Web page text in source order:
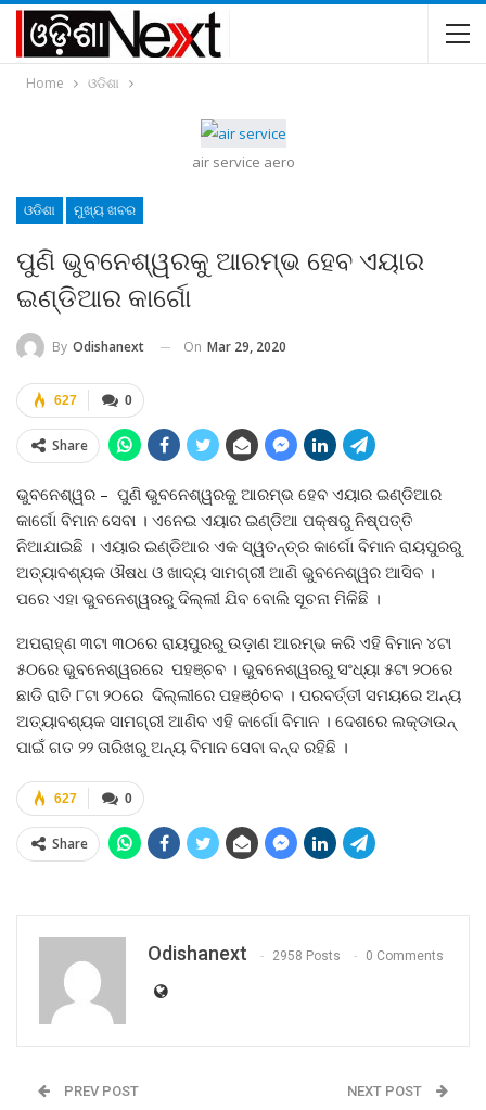
Home ଓଡିଶା
air service aero
ଓଡିଶା ମୁଖ୍ୟ ଖବର
ପୁଣି ଭୁବନେଶ୍ୱରକୁ ଆରମ୍ଭ ହେବ ଏୟାର
ଇଣ୍ଡିଆର କାର୍ଗୋ
By Odishanext On Mar 29, 2020
0
627
Share
ଭୁବନେଶ୍ୱର – ପୁଣି ଭୁବନେଶ୍ୱରକୁ ଆରମ୍ଭ ହେବ ଏୟାର ଇଣ୍ଡିଆର
କାର୍ଗୋ ବିମାନ ସେବା । ଏନେଇ ଏୟାର ଇଣ୍ଡିଆ ପକ୍ଷରୁ ନିଷ୍ପତ୍ତି
ନିଆଯାଇଛି । ଏୟାର ଇଣ୍ଡିଆର ଏକ ସ୍ୱତନ୍ତ୍ର କାର୍ଗୋ ବିମାନ ରାୟପୁରରୁ
ଅତ୍ୟାବଶ୍ୟକ ଔଷଧ ଓ ଖାଦ୍ୟ ସାମଗ୍ରୀ ଆଣି ଭୁବନେଶ୍ୱର ଆସିବ ।
ପରେ ଏହା ଭୁବନେଶ୍ୱରରୁ ଦିଲ୍ଲୀ ଯିବ ବୋଲି ସୂଚନା ମିଳିଛି ।
ଅପରାହ୍ଣ ୩ଟା ୩୦ରେ ରାୟପୁରରୁ ଉଡ଼ାଣ ଆରମ୍ଭ କରି ଏହି ବିମାନ ୪ଟା
୫୦ରେ ଭୁବନେଶ୍ୱରରେ ପହଞ୍ଚବ । ଭୁବନେଶ୍ୱରରୁ ସଂଧ୍ୟା ୫ଟା ୨୦ରେ
ଛାଡି ରାତି ୮ଟା ୨୦ରେ ଦିଲ୍ଲୀରେ ପହଞ୍ôଚବ । ପରବର୍ତ୍ତୀ ସମୟରେ ଅନ୍ୟ
ଅତ୍ୟାବଶ୍ୟକ ସାମଗ୍ରୀ ଆଣିବ ଏହି କାର୍ଗୋ ବିମାନ । ଦେଶରେ ଲକ୍‍ଡାଉନ୍‍
ପାଇଁ ଗତ ୨୨ ତାରିଖରୁ ଅନ୍ୟ ବିମାନ ସେବା ବନ୍ଦ ରହିଛି ।
0
627
Share
Odishanext 2958 Posts 0 Comments
PREV POST NEXT POST